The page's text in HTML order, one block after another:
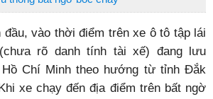
đầu, vào thời điểm trên xe ô tô tập lái
(chưa rõ danh tính tài xế) đang lưu
Chí Minh theo hướng từ tỉnh Đắk
xe chạy đến địa điểm trên bất ngờ